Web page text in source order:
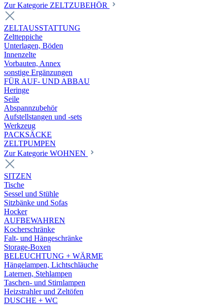
Zur Kategorie ZELTZUBEHÖR
ZELTAUSSTATTUNG
Zeltteppiche
Unterlagen, Böden
Innenzelte
Vorbauten, Annex
sonstige Ergänzungen
FÜR AUF- UND ABBAU
Heringe
Seile
Abspannzubehör
Aufstellstangen und -sets
Werkzeug
PACKSÄCKE
ZELTPUMPEN
Zur Kategorie WOHNEN
SITZEN
Tische
Sessel und Stühle
Sitzbänke und Sofas
Hocker
AUFBEWAHREN
Kocherschränke
Falt- und Hängeschränke
Storage-Boxen
BELEUCHTUNG + WÄRME
Hängelampen, Lichtschläuche
Laternen, Stehlampen
Taschen- und Stirnlampen
Heizstrahler und Zeltöfen
DUSCHE + WC